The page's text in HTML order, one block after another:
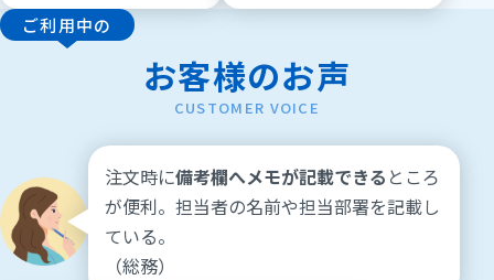
ご利用中の
お客様のお声
CUSTOMER VOICE
注文時に備考欄へメモが記載できる ところ
が便利。担当者の名前や担当部署を記載し
ている。
（総務）